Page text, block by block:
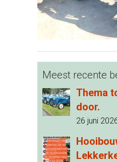
Meest recente
Thema
door.
26 juni